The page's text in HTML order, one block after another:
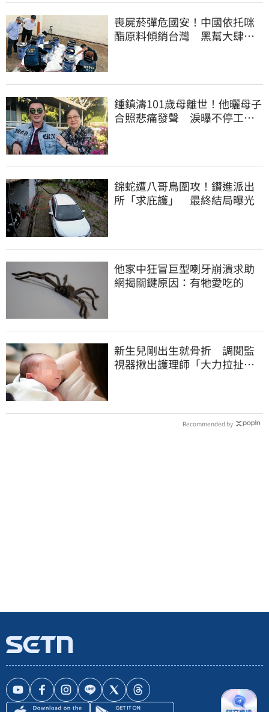
喪屍菸彈危國安！中國依托咪
酯原料傾銷台灣 黑幫大肆走
鍾鎮濤101歲母離世！他曬母子
合照悲痛發聲 淚曝不停工原
錦蛇遭八哥鳥圍攻！鑽進派出
所「求庇護」 最終結局曝光
他家中狂冒巨型喇牙崩潰求助
網揭關鍵原因：有牠愛吃的
新生兒剛出生就骨折 調閱監
視器揪出護理師「大力拉扯、
Recommended by